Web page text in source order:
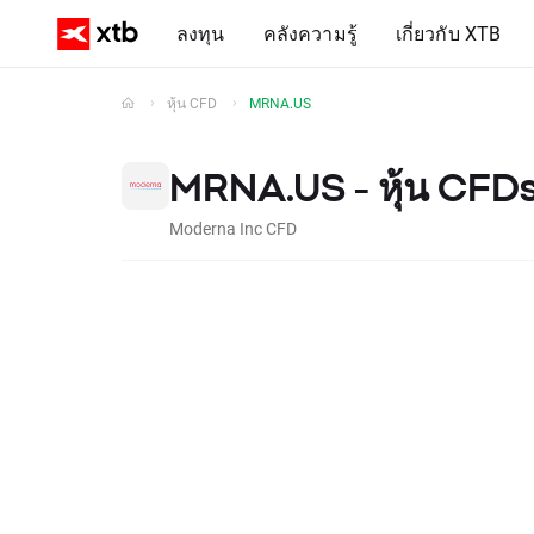
ลงทุน คลังความรู้ เกี่ยวกับ XTB
หุ้น CFD MRNA.US
MRNA.US - หุ้น
Moderna Inc CFD